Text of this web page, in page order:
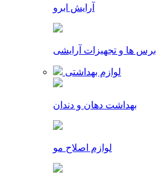
آرایش ابرو
برس ها و تجهیزات آرایشی
لوازم بهداشتی
بهداشت دهان و دندان
لوازم اصلاح مو